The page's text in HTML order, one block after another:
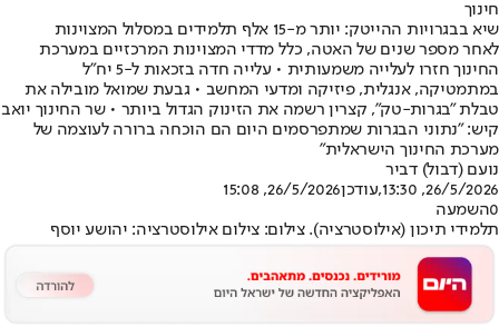
חינוך
שיא בבגרויות ההייטק: יותר מ-15 אלף תלמידים במסלול המצוינות
לאחר מספר שנים של האטה, כלל מדדי המצוינות המרכזיים במערכת
החינוך חזרו לעלייה משמעותית • עלייה חדה בזכאות ל-5 יח"ל
במתמטיקה, אנגלית, פיזיקה ומדעי המחשב • גבעת שמואל מובילה את
טבלת "בגרות-טק", קצרין רשמה את הזינוק הגדול ביותר • שר החינוך יואב
קיש: "נתוני הבגרות שמתפרסמים היום הם הוכחה ברורה לעוצמה של
מערכת החינוך הישראלית"
נועם (דבול) דביר
26/5/2026, 13:30
,עודכן26/5/2026, 15:08
0השמעה
תלמידי תיכון (אילוסטרציה). צילום: צילום אילוסטרציה: יהושע יוסף